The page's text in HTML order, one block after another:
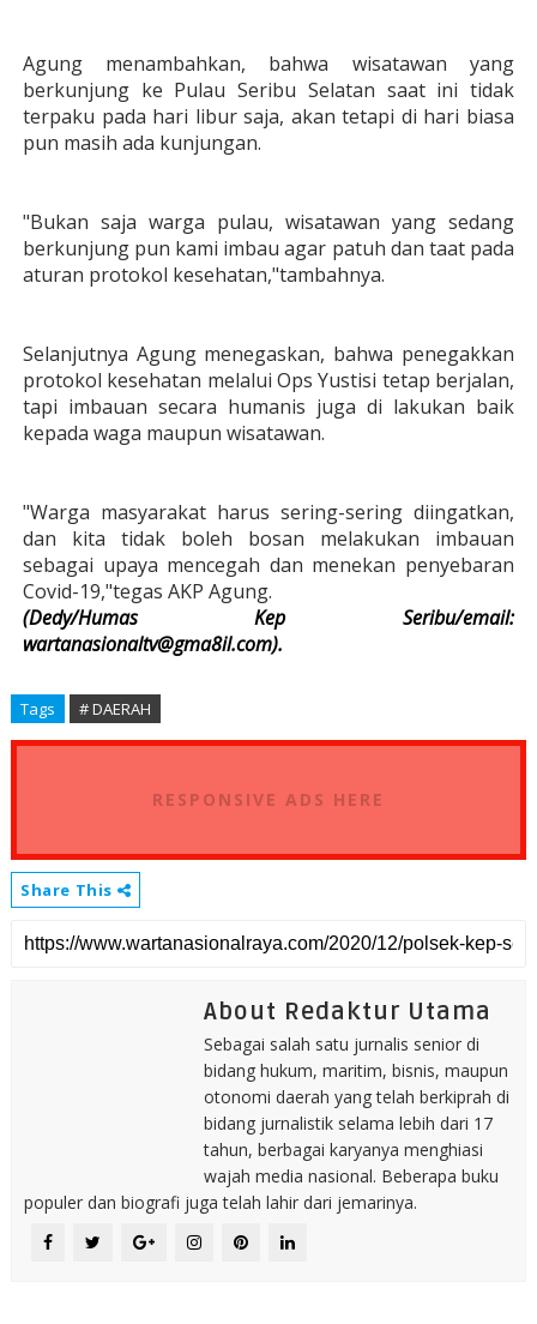
Agung menambahkan, bahwa wisatawan yang
berkunjung ke Pulau Seribu Selatan saat ini tidak
terpaku pada hari libur saja, akan tetapi di hari biasa
pun masih ada kunjungan.
"Bukan saja warga pulau, wisatawan yang sedang
berkunjung pun kami imbau agar patuh dan taat pada
aturan protokol kesehatan,"tambahnya.
Selanjutnya Agung menegaskan, bahwa penegakkan
protokol kesehatan melalui Ops Yustisi tetap berjalan,
tapi imbauan secara humanis juga di lakukan baik
kepada waga maupun wisatawan.
"Warga masyarakat harus sering-sering diingatkan,
dan kita tidak boleh bosan melakukan imbauan
sebagai upaya mencegah dan menekan penyebaran
Covid-19,"tegas AKP Agung.
(Dedy/Humas Kep Seribu/email:
wartanasionaltv@gma8il.com).
Tags # DAERAH
RESPONSIVE ADS HERE
Share This
About Redaktur Utama
Sebagai salah satu jurnalis senior di
bidang hukum, maritim, bisnis, maupun
otonomi daerah yang telah berkiprah di
bidang jurnalistik selama lebih dari 17
tahun, berbagai karyanya menghiasi
wajah media nasional. Beberapa buku
populer dan biografi juga telah lahir dari jemarinya.